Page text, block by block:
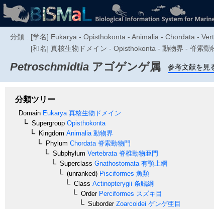
分類 : [学名] Eukarya - Opisthokonta - Animalia - Chordata -
[和名] 真核生物ドメイン - Opisthokonta - 動物界 - 脊索
Petroschmidtia アゴゲンゲ属 参考文献を見
分類ツリー
Domain Eukarya 真核生物ドメイン
Supergroup Opisthokonta
Kingdom Animalia 動物界
Phylum Chordata 脊索動物門
Subphylum Vertebrata 脊椎動物亜門
Superclass Gnathostomata 有顎上綱
(unranked) Pisciformes 魚類
Class Actinopterygii 条鰭綱
OrderPerciformes スズキ目
SuborderZoarcoidei ゲンゲ亜目